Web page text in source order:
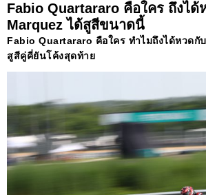
Fabio Quartararo คือใคร ถึงได้
Marquez ได้สูสีขนาดนี้
Fabio Quartararo คือใคร ทำไมถึงได้หวดกั
สูสีคู่คี่ยันโค้งสุดท้าย